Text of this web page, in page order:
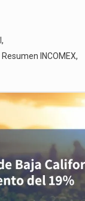
,
Resumen INCOMEX,